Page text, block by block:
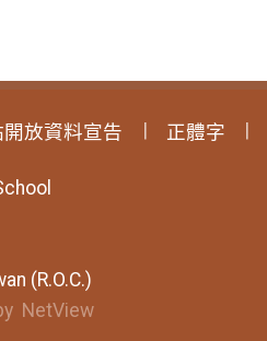
放資料宣告 正體字
(R.O.C.)
NetView